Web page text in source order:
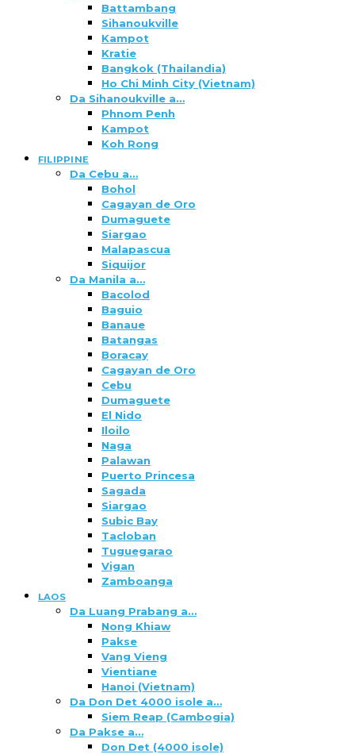
Battambang
Sihanoukville
Kampot
Kratie
Bangkok (Thailandia)
Ho Chi Minh City (Vietnam)
Da Sihanoukville a…
Phnom Penh
Kampot
Koh Rong
FILIPPINE
Da Cebu a…
Bohol
Cagayan de Oro
Dumaguete
Siargao
Malapascua
Siquijor
Da Manila a…
Bacolod
Baguio
Banaue
Batangas
Boracay
Cagayan de Oro
Cebu
Dumaguete
El Nido
Iloilo
Naga
Palawan
Puerto Princesa
Sagada
Siargao
Subic Bay
Tacloban
Tuguegarao
Vigan
Zamboanga
LAOS
Da Luang Prabang a…
Nong Khiaw
Pakse
Vang Vieng
Vientiane
Hanoi (Vietnam)
Da Don Det 4000 isole a…
Siem Reap (Cambogia)
Da Pakse a…
Don Det (4000 isole)